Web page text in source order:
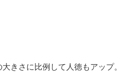
きさに比例して人徳もアップ。